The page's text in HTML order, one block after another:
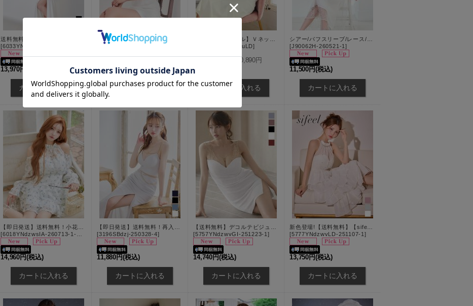
[6033YNdzcv-260731-1
13,970円
8306SBdzcu-260804-1 BBB-5570YNdzcuLD]
10,890円
[J90062H-260521-1]
11,500円(税込)
[6018YNdzwsIA-260713-1-CC
14,960円(税込)
[3196SBdzj-250328-4]
11,880円(税込)
[5757YNdzwvGI-251223-1 ]
14,740円(税込)
[5777YNdzwvLD-251107-1 ]
13,750円(税込)